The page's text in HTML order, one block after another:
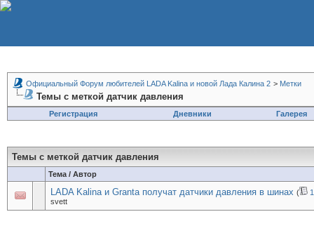
Официальный Форум любителей LADA Kalina и новой Лада Калина 2 > Метки
Темы с меткой датчик давления
Регистрация Дневники Галерея
Темы с меткой датчик давления
Тема / Автор
LADA Kalina и Granta получат датчики давления в шинах (
1
svett